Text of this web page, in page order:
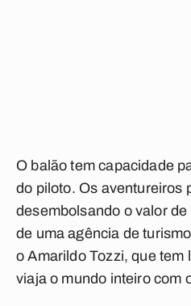
O balão tem capacidade
do piloto. Os aventureiros
desembolsando o valor
de uma agência de
o Amarildo Tozzi, que tem
viaja o mundo inteiro com